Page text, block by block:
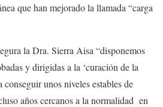
que han mejorado la llamada “carga
la Dra. Sierra Aisa “disponemos
y dirigidas a la ‘curación de la
conseguir unos niveles estables de
años cercanos a la normalidad en